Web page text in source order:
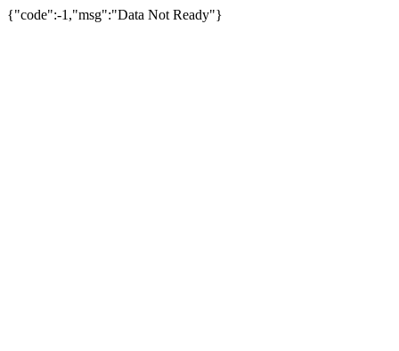
{"code":-1,"msg":"Data Not Ready"}